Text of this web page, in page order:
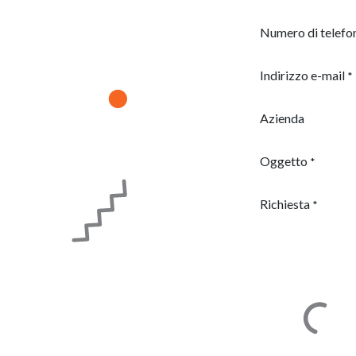
Numero di
Indirizzo e-mail *
Azienda
Oggetto *
Richiesta *